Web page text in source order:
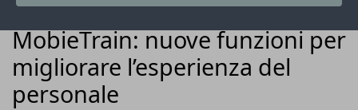
MobieTrain: nuove funzioni per
migliorare l’esperienza del
personale